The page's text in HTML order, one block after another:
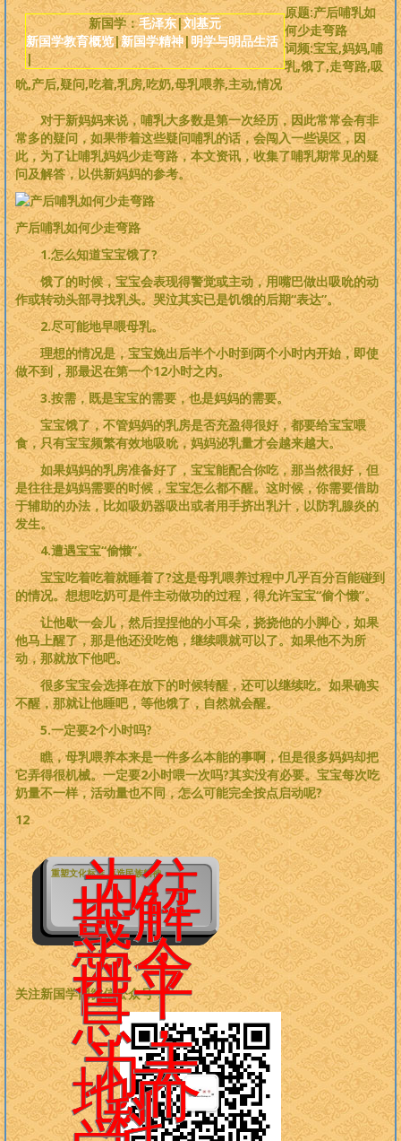
居住教育
健身医学
基元学网
新国学：毛泽东|刘基元
新国学教育概览|新国学精神|明学与明品生活
|
原题:产后哺乳如
何少走弯路
词频:宝宝,妈妈,哺
乳,饿了,走弯路,吸
吮,产后,疑问,吃着,乳房,吃奶,母乳喂养,主动,情况
对于新妈妈来说，哺乳大多数是第一次经历，因此常常会有非
常多的疑问，如果带着这些疑问哺乳的话，会闯入一些误区，因
此，为了让哺乳妈妈少走弯路，本文资讯，收集了哺乳期常见的疑
问及解答，以供新妈妈的参考。
产后哺乳如何少走弯路
1.怎么知道宝宝饿了?
饿了的时候，宝宝会表现得警觉或主动，用嘴巴做出吸吮的动
作或转动头部寻找乳头。哭泣其实已是饥饿的后期“表达”。
2.尽可能地早喂母乳。
理想的情况是，宝宝娩出后半个小时到两个小时内开始，即使
做不到，那最迟在第一个12小时之内。
3.按需，既是宝宝的需要，也是妈妈的需要。
宝宝饿了，不管妈妈的乳房是否充盈得很好，都要给宝宝喂
食，只有宝宝频繁有效地吸吮，妈妈泌乳量才会越来越大。
如果妈妈的乳房准备好了，宝宝能配合你吃，那当然很好，但
是往往是妈妈需要的时候，宝宝怎么都不醒。这时候，你需要借助
于辅助的办法，比如吸奶器吸出或者用手挤出乳汁，以防乳腺炎的
发生。
4.遭遇宝宝“偷懒”。
宝宝吃着吃着就睡着了?这是母乳喂养过程中几乎百分百能碰到
的情况。想想吃奶可是件主动做功的过程，得允许宝宝“偷个懒”。
让他歇一会儿，然后捏捏他的小耳朵，挠挠他的小脚心，如果
他马上醒了，那是他还没吃饱，继续喂就可以了。如果他不为所
动，那就放下他吧。
很多宝宝会选择在放下的时候转醒，还可以继续吃。如果确实
不醒，那就让他睡吧，等他饿了，自然就会醒。
5.一定要2个小时吗?
瞧，母乳喂养本来是一件多么本能的事啊，但是很多妈妈却把
它弄得很机械。一定要2小时喂一次吗?其实没有必要。宝宝每次吃
奶量不一样，活动量也不同，怎么可能完全按点启动呢?
12
重塑文化标准 再造民族精神
为往
世解
惑，
为今
世平
息，
为天
地而
科
关注新国学网微信公众号：